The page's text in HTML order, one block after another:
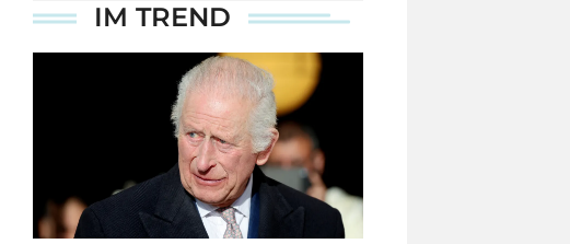
IM TREND